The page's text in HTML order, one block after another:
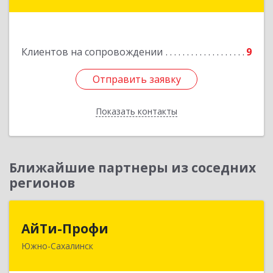
Клиентов на сопровождении 9
Отправить заявку
Показать контакты
Отправить заявку
Назад
Ближайшие партнеры из соседних
регионов
АйТи-Профи
Южно-Сахалинск693023, Сахалинская обл, город Южно-